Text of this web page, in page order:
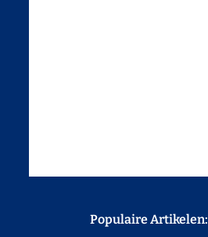
Populaire Artikelen: